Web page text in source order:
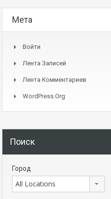
Мета
Войти
Лента Записей
Лента Комментариев
WordPress.org
Поиск
Город
All Locations